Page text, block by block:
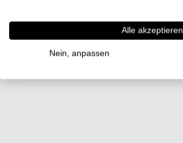
Alle akzeptieren
Nein, anpassen